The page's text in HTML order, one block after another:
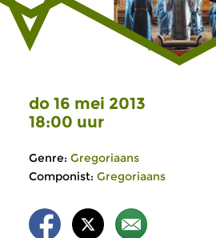
do 16 mei 2013
18:00 uur
Genre: Gregoriaans
Componist: Gregoriaans